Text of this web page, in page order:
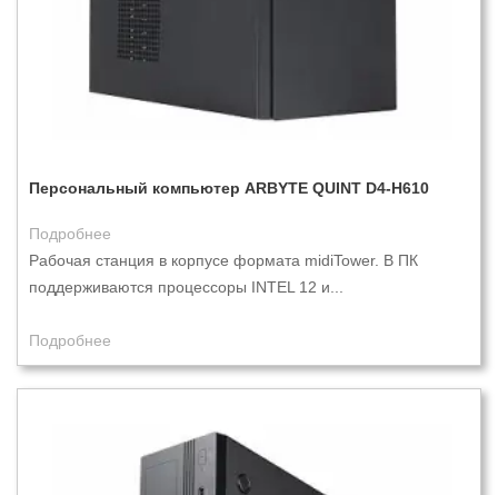
Персональный компьютер ARBYTE QUINT D4-H610
Подробнее
Рабочая станция в корпусе формата midiTower. В ПК
поддерживаются процессоры INTEL 12 и...
Подробнее